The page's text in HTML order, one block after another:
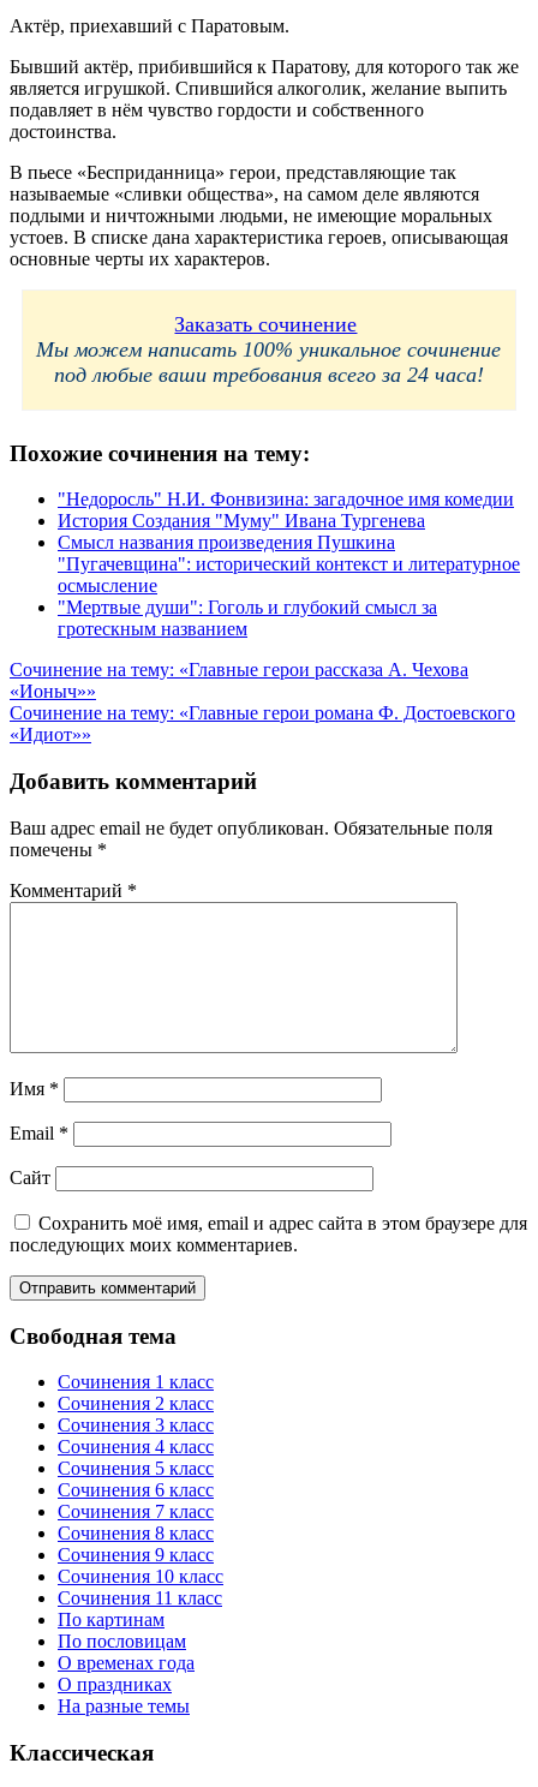
Актёр, приехавший с Паратовым.
Бывший актёр, прибившийся к Паратову, для которого так же
является игрушкой. Спившийся алкоголик, желание выпить
подавляет в нём чувство гордости и собственного
достоинства.
В пьесе «Бесприданница» герои, представляющие так
называемые «сливки общества», на самом деле являются
подлыми и ничтожными людьми, не имеющие моральных
устоев. В списке дана характеристика героев, описывающая
основные черты их характеров.
Заказать сочинение
Мы можем написать 100% уникальное сочинение
под любые ваши требования всего за 24 часа!
Похожие сочинения на тему:
"Недоросль" Н.И. Фонвизина: загадочное имя комедии
История Создания "Муму" Ивана Тургенева
Смысл названия произведения Пушкина
"Пугачевщина": исторический контекст и литературное
осмысление
"Мертвые души": Гоголь и глубокий смысл за
гротескным названием
Навигация
по
записям
Сочинение на тему: «Главные герои рассказа А. Чехова
«Ионыч»»
Сочинение на тему: «Главные герои романа Ф. Достоевского
«Идиот»»
Добавить комментарий
Ваш адрес email не будет опубликован. Обязательные поля
помечены *
Комментарий *
Имя *
Email *
Сайт
Сохранить моё имя, email и адрес сайта в этом браузере для
последующих моих комментариев.
Свободная тема
Сочинения 1 класс
Сочинения 2 класс
Сочинения 3 класс
Сочинения 4 класс
Сочинения 5 класс
Сочинения 6 класс
Сочинения 7 класс
Сочинения 8 класс
Сочинения 9 класс
Сочинения 10 класс
Сочинения 11 класс
По картинам
По пословицам
О временах года
О праздниках
На разные темы
Классическая